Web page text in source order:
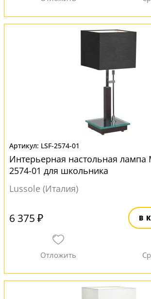
LSF-2574-01
Интерьерная настольная лампа
2574-01 для школьника
Lussole (Италия)
6 375 ₽ В